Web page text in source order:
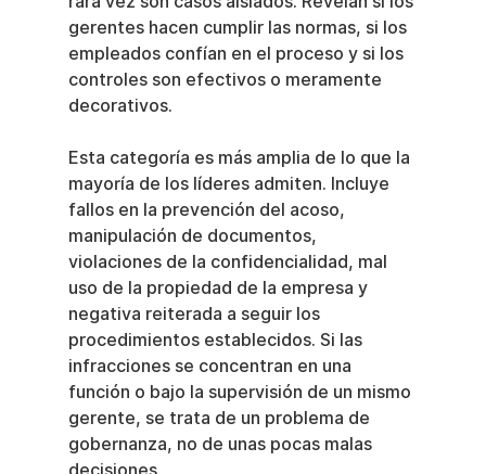
gerentes hacen cumplir las normas, si los
empleados confían en el proceso y si los
controles son efectivos o meramente
decorativos.
Esta categoría es más amplia de lo que la
mayoría de los líderes admiten. Incluye
fallos en la prevención del acoso,
manipulación de documentos,
violaciones de la confidencialidad, mal
uso de la propiedad de la empresa y
negativa reiterada a seguir los
procedimientos establecidos. Si las
infracciones se concentran en una
función o bajo la supervisión de un mismo
gerente, se trata de un problema de
gobernanza, no de unas pocas malas
decisiones.